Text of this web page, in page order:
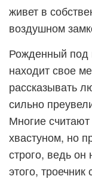
живет в
воздушном
Рожденный под
находит свое
рассказывать
сильно
Многие
хвастуном, но
строго, ведь
этого,